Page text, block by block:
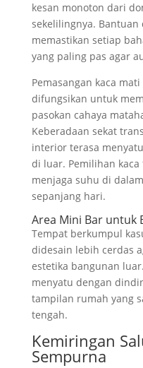
kesan monoton dari
sekelilingnya.
memastikan setiap
yang paling pas agar
Pemasangan kaca
difungsikan untuk
pasokan cahaya
Keberadaan sekat
interior terasa
di luar. Pemilihan
menjaga suhu di
sepanjang hari.
Area Mini Bar untuk
Tempat berkumpul
didesain lebih cerdas
estetika bangunan
menyatu dengan
tampilan rumah yang
tengah.
Kemiringan
Sempurna